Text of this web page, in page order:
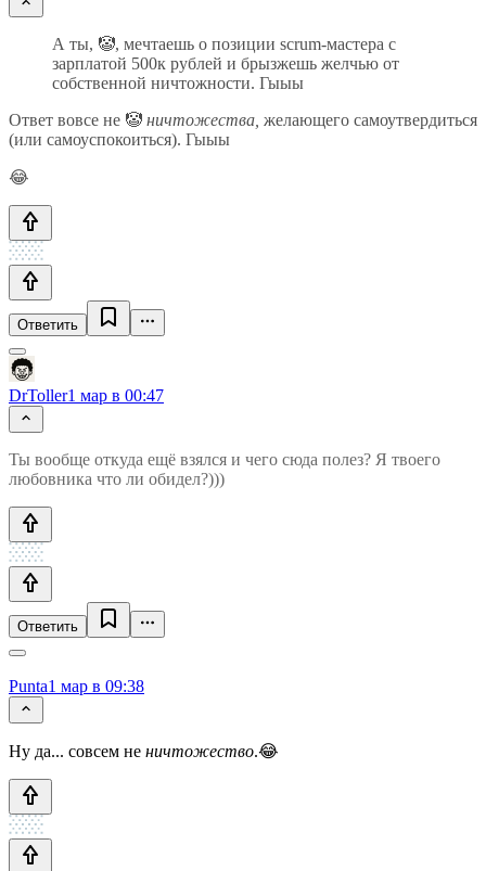
А ты, 🤡, мечтаешь о позиции scrum-мастера с
зарплатой 500к рублей и брызжешь желчью от
собственной ничтожности. Гыыы
Ответ вовсе не 🤡 ничтожества, желающего самоутвердиться
(или самоуспокоиться). Гыыы
😂
Ответить
DrToller1 мар в 00:47
Ты вообще откуда ещё взялся и чего сюда полез? Я твоего
любовника что ли обидел?)))
Ответить
Punta1 мар в 09:38
Ну да... совсем не ничтожество.😂